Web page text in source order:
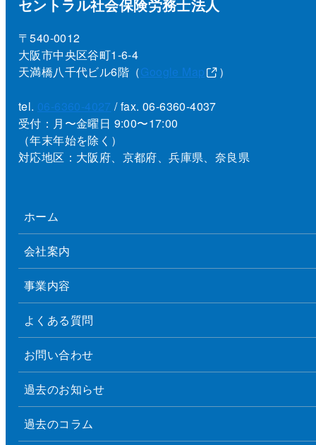
セントラル社会保険労務士法人
〒540-0012
大阪市中央区谷町1-6-4
天満橋八千代ビル6階（Google Map ）
tel. 06-6360-4027 / fax. 06-6360-4037
受付：月〜金曜日 9:00〜17:00
（年末年始を除く）
対応地区：大阪府、京都府、兵庫県、奈良県
ホーム
会社案内
事業内容
よくある質問
お問い合わせ
過去のお知らせ
過去のコラム